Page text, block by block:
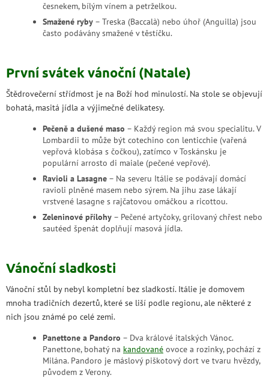
česnekem, bílým vínem a petrželkou.
Smažené ryby – Treska (Baccalà) nebo úhoř (Anguilla) jsou
často podávány smažené v těstíčku.
První svátek vánoční (Natale)
Štědrovečerní střídmost je na Boží hod minulostí. Na stole se objevují
bohatá, masitá jídla a výjimečné delikatesy.
Pečeně a dušené maso – Každý region má svou specialitu. V
Lombardii to může být cotechino con lenticchie (vařená
vepřová klobása s čočkou), zatímco v Toskánsku je
populární arrosto di maiale (pečené vepřové).
Ravioli a Lasagne – Na severu Itálie se podávají domácí
ravioli plněné masem nebo sýrem. Na jihu zase lákají
vrstvené lasagne s rajčatovou omáčkou a ricottou.
Zeleninové přílohy – Pečené artyčoky, grilovaný chřest nebo
sautéed špenát doplňují masová jídla.
Vánoční sladkosti
Vánoční stůl by nebyl kompletní bez sladkostí. Itálie je domovem
mnoha tradičních dezertů, které se liší podle regionu, ale některé z
nich jsou známé po celé zemi.
Panettone a Pandoro – Dva králové italských Vánoc.
Panettone, bohatý na kandované ovoce a rozinky, pochází z
Milána. Pandoro je máslový piškotový dort ve tvaru hvězdy,
původem z Verony.